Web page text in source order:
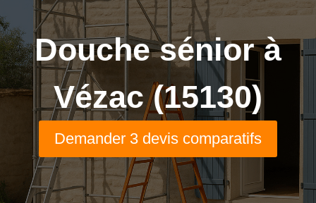
Douche sénior à
Vézac (15130)
Demander 3 devis comparatifs